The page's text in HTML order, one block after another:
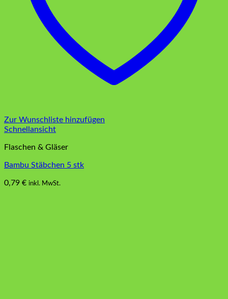
Zur Wunschliste hinzufügen
Schnellansicht
Flaschen & Gläser
Bambu Stäbchen 5 stk
0,79 € inkl. MwSt.